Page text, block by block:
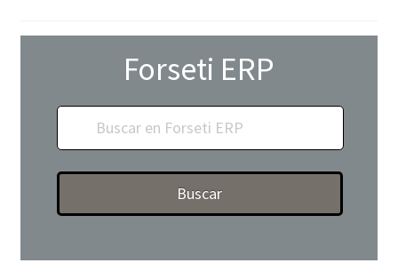
Forseti ERP
Buscar